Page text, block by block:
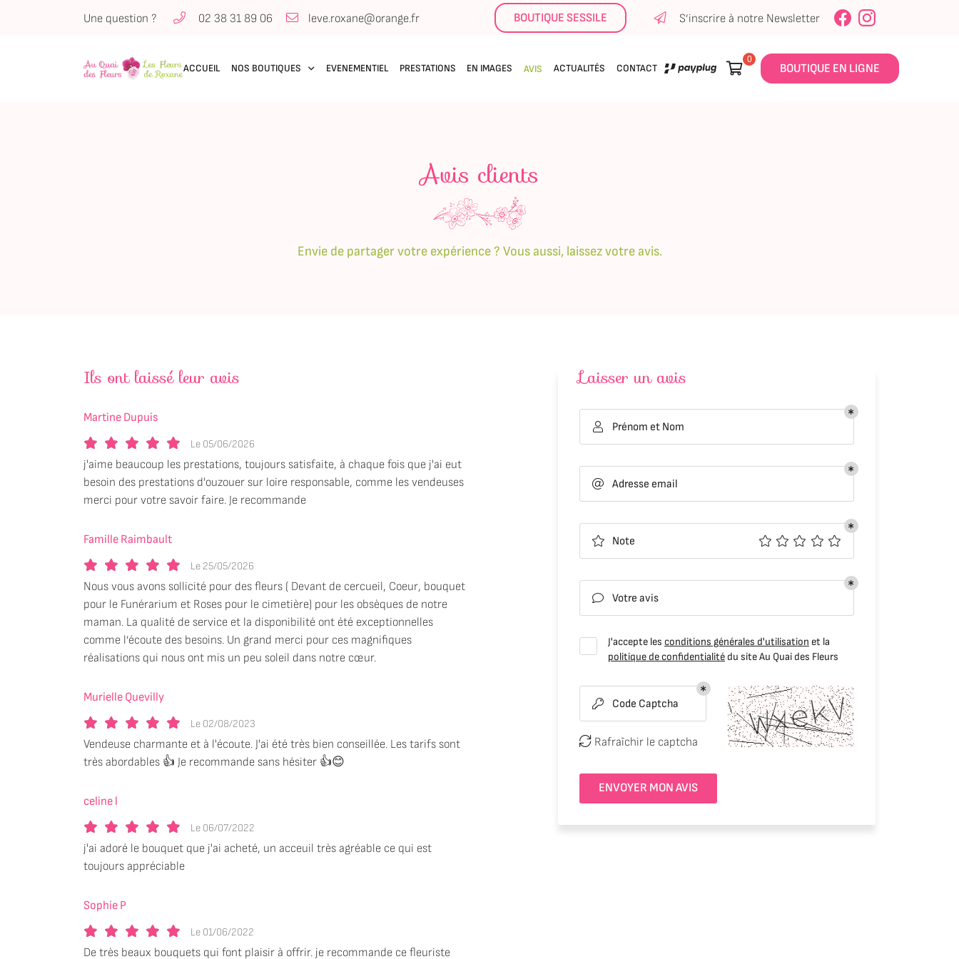
Une question ? 02 38 31 89 06 BOUTIQUE SESSILE S’inscrire à notre Newsletter
ACCUEIL NOS BOUTIQUES EVENEMENTIEL PRESTATIONS EN IMAGES AVIS ACTUALITÉS CONTACT 
Il n'y a aucun produit dans votre panier
0,00€
VALIDER VOTRE PANIER
BOUTIQUE EN LIGNE
le formulaire de désinscription.
INSCRIPTION
Avis clients
Envie de partager votre expérience ? Vous aussi, laissez votre avis.
Ils ont laissé leur avis
Martine Dupuis
Le 05/06/2026
j'aime beaucoup les prestations, toujours satisfaite, à chaque fois que j'ai eut
besoin des prestations d'ouzouer sur loire responsable, comme les vendeuses
merci pour votre savoir faire. Je recommande
Famille Raimbault
Le 25/05/2026
Nous vous avons sollicité pour des fleurs ( Devant de cercueil, Coeur, bouquet
pour le Funérarium et Roses pour le cimetière) pour les obsèques de notre
maman. La qualité de service et la disponibilité ont été exceptionnelles
comme l’écoute des besoins. Un grand merci pour ces magnifiques
réalisations qui nous ont mis un peu soleil dans notre cœur.
Murielle Quevilly
Le 02/08/2023
Vendeuse charmante et à l'écoute. J'ai été très bien conseillée. Les tarifs sont
très abordables 👍 Je recommande sans hésiter 👍😊
celine l
Le 06/07/2022
j'ai adoré le bouquet que j'ai acheté, un acceuil très agréable ce qui est
toujours appréciable
Sophie P
Le 01/06/2022
De très beaux bouquets qui font plaisir à offrir. je recommande ce fleuriste
Laisser un avis
 Prénom et Nom
 Adresse email
 Note
 Votre avis
J'accepte les conditions générales d'utilisation et la
politique de confidentialité du siteAu Quai des Fleurs
 Code Captcha
 Rafraîchir le captcha
ENVOYER MON AVIS